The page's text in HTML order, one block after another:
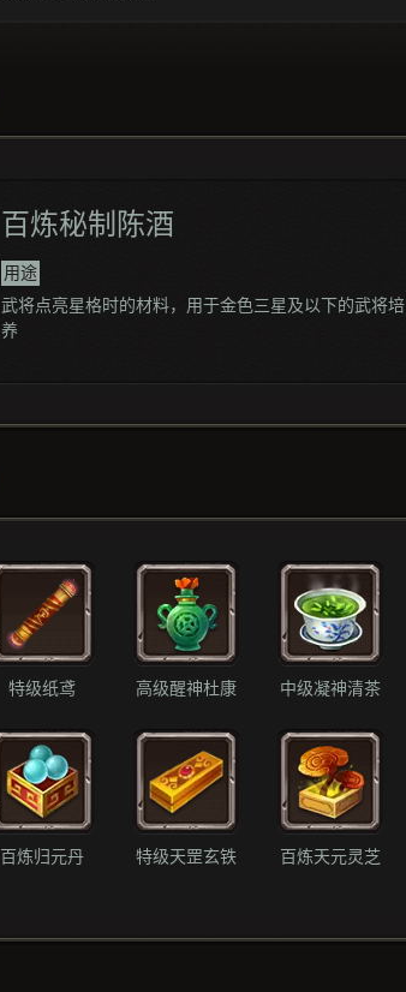
百炼秘制陈酒
用途
武将点亮星格时的材料，用于金色三星及以下的武将培
养
特级纸鸢 高级醒神杜康 中级凝神清茶
百炼归元丹 特级天罡玄铁 百炼天元灵芝